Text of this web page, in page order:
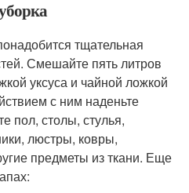
тщательная
Смешайте пять литров
уксуса и чайной ложкой
с ним наденьте
пол, столы, стулья,
люстры, ковры,
предметы из ткани. Еще